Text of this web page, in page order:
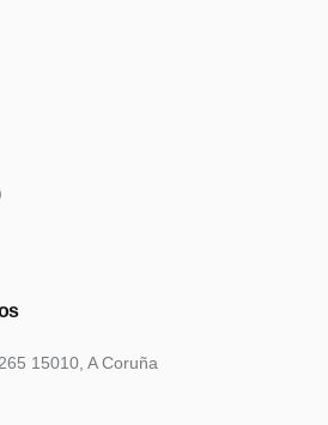
15010, A Coruña